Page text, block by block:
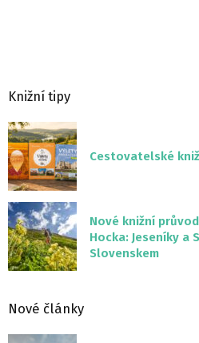
Knižní tipy
Cestovatelské
Nové knižní
Hocka: Jeseníky a
Slovenskem
Nové články